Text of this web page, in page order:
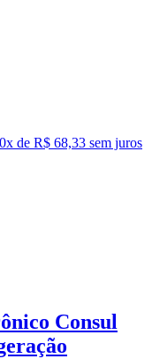
x de R$ 68,33 sem juros
Consul